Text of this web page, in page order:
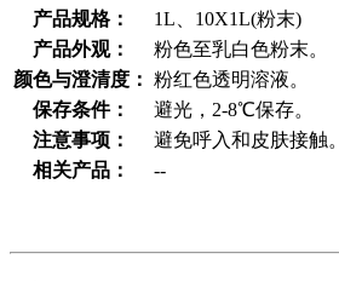
产品规格：
1L、10X1L(粉末)
产品外观：
粉色至乳白色粉末。
颜色与澄清度： 粉红色透明溶液。
保存条件：
避光，2-8℃保存。
注意事项：
避免呼入和皮肤接触。
相关产品：
--